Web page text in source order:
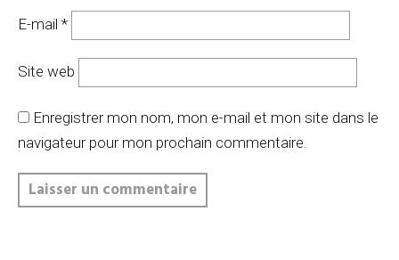
E-mail *
Site web
Enregistrer mon nom, mon e-mail et mon site dans le
navigateur pour mon prochain commentaire.